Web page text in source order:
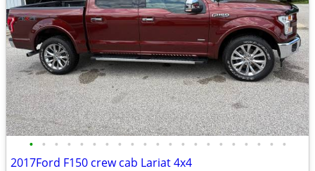
• • • • • • • • • • • • • • • • • • • • •
2017Ford F150 crew cab Lariat 4x4